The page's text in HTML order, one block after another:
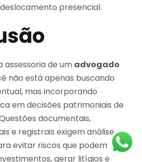
presencial.
de um advogado
não está apenas buscando
mas incorporando
em decisões patrimoniais de
documentais,
e registrais exigem análise
evitar riscos que podem
gerar litígios e